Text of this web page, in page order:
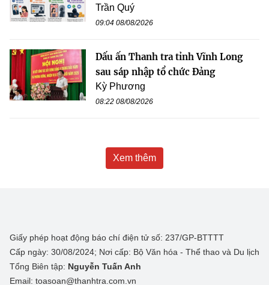
Trần Quý
09:04 08/08/2026
Dấu ấn Thanh tra tỉnh Vĩnh Long
sau sáp nhập tổ chức Đảng
Kỳ Phương
08:22 08/08/2026
Xem thêm
Giấy phép hoạt động báo chí điện tử số: 237/GP-BTTTT
Cấp ngày: 30/08/2024; Nơi cấp: Bộ Văn hóa - Thể thao và Du lịch
Tổng Biên tập: Nguyễn Tuấn Anh
Email: toasoan@thanhtra.com.vn